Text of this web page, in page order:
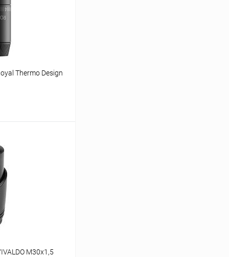
Thermo Design
Сравнение
В наличии
M30x1,5